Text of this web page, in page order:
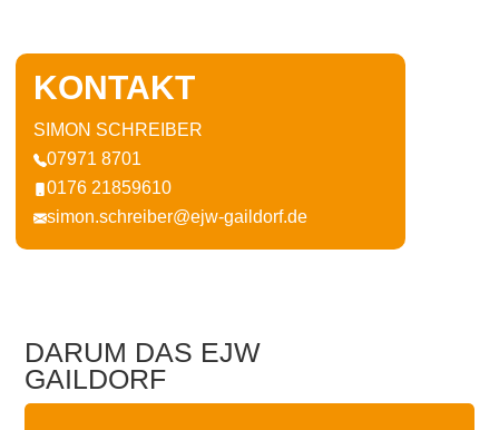
KONTAKT
SIMON SCHREIBER
07971 8701
0176 21859610
simon.schreiber@ejw-gaildorf.de
DARUM DAS EJW
GAILDORF